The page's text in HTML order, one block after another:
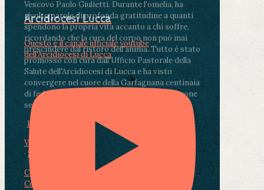
Vescovo Paolo Giulietti. Durante l'omelia, ha
rivolto parole di profonda gratitudine a quanti
spendono la propria vita accanto a chi soffre,
ricordando che la cura del corpo non può mai
prescindere dal ristoro dell'anima..Tutto è stato
promosso con cura dall'Ufficio Pastorale della
Salute dell'Arcidiocesi di Lucca e ha visto
convergere nel cuore della Garfagnana centinaia
di fedeli, operatori sanitari, volontari e persone
segnate dalla malattia.
Photo
View on Facebook
· Share
Condividi su Facebook
Condividi su LinkedIn
Arcidiocesi Lucca
Questo è il canale ufficiale youtube
dell'Arcidiocesi di Lucca